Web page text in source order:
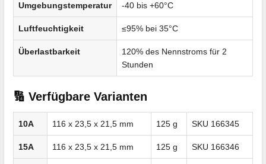
Umgebungstemperatur -40 bis +60°C
Luftfeuchtigkeit ≤95% bei 35°C
Überlastbarkeit
120% des Nennstroms für 2
Stunden
🔢 Verfügbare Varianten
10A 116 x 23,5 x 21,5 mm 125 g SKU 166345
15A 116 x 23,5 x 21,5 mm 125 g SKU 166346